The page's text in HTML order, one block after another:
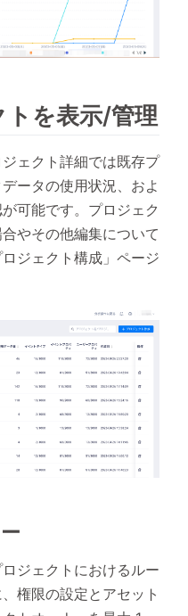
を表示/管理
ェクト詳細では既存プ
ータの使用状況、およ
可能です。プロジェク
やその他編集について
ジェクト構成」ページ
ジェクトにおけるルー
権限の設定とアセット